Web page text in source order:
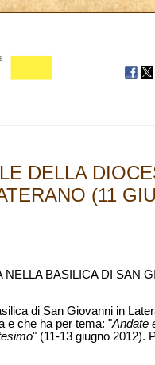
DELLA
(11
BASILICA DI SAN
di San Giovanni in
e che ha per tema: "Andate
" (11-13 giugno 2012).